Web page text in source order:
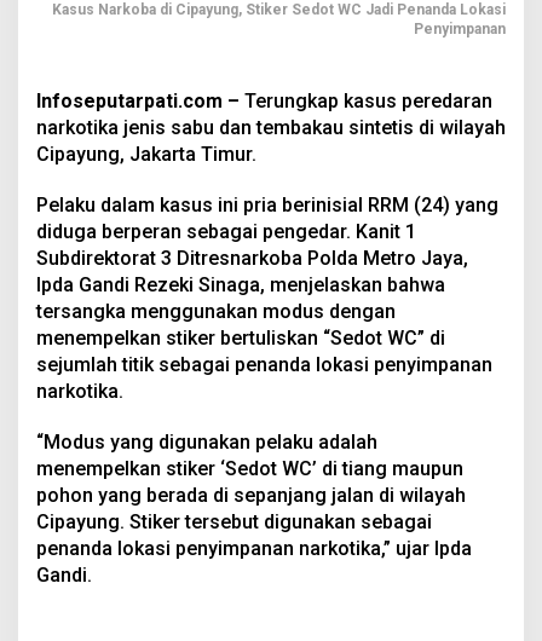
Kasus Narkoba di Cipayung, Stiker Sedot WC Jadi Penanda Lokasi
Penyimpanan
Infoseputarpati.com – Terungkap kasus peredaran
narkotika jenis sabu dan tembakau sintetis di wilayah
Cipayung, Jakarta Timur.
Pelaku dalam kasus ini pria berinisial RRM (24) yang
diduga berperan sebagai pengedar. Kanit 1
Subdirektorat 3 Ditresnarkoba Polda Metro Jaya,
Ipda Gandi Rezeki Sinaga, menjelaskan bahwa
tersangka menggunakan modus dengan
menempelkan stiker bertuliskan “Sedot WC” di
sejumlah titik sebagai penanda lokasi penyimpanan
narkotika.
“Modus yang digunakan pelaku adalah
menempelkan stiker ‘Sedot WC’ di tiang maupun
pohon yang berada di sepanjang jalan di wilayah
Cipayung. Stiker tersebut digunakan sebagai
penanda lokasi penyimpanan narkotika,” ujar Ipda
Gandi.